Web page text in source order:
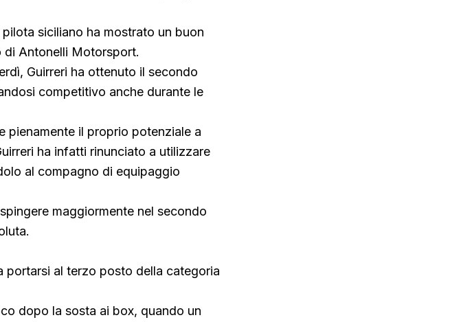
siciliano ha mostrato un buon
di Antonelli Motorsport.
Guirreri ha ottenuto il secondo
competitivo anche durante le
pienamente il proprio potenziale a
ha infatti rinunciato a utilizzare
al compagno di equipaggio
maggiormente nel secondo
portarsi al terzo posto della categoria
dopo la sosta ai box, quando un